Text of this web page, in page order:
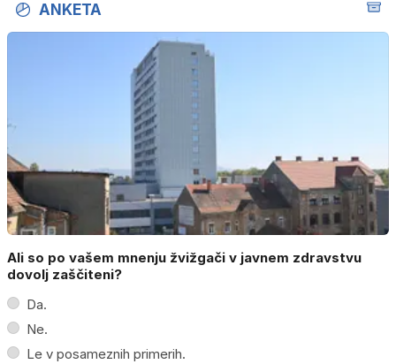
ANKETA
Ali so po vašem mnenju žvižgači v javnem zdravstvu
dovolj zaščiteni?
Da.
Ne.
Le v posameznih primerih.